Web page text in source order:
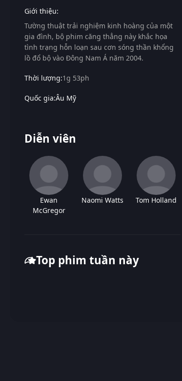
Giới thiệu:
Tường thuật trải nghiệm kinh hoàng của một
gia đình, bộ phim căng thẳng này khắc họa
tình trạng hỗn loạn sau cơn sóng thần khổng
lồ đổ bộ vào Đông Nam Á năm 2004.
Thời lượng:1g 53ph
Quốc gia:Âu Mỹ
Diễn viên
Ewan
McGregor
Naomi Watts Tom Holland
Top phim tuần này